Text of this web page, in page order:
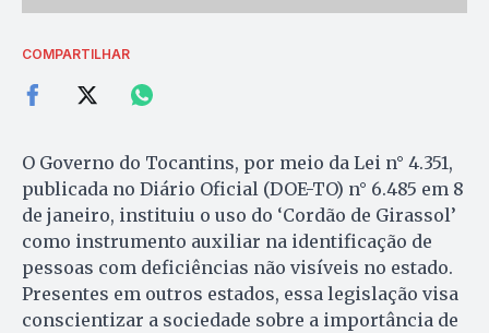
COMPARTILHAR
O Governo do Tocantins, por meio da Lei n° 4.351,
publicada no Diário Oficial (DOE-TO) n° 6.485 em 8
de janeiro, instituiu o uso do ‘Cordão de Girassol’
como instrumento auxiliar na identificação de
pessoas com deficiências não visíveis no estado.
Presentes em outros estados, essa legislação visa
conscientizar a sociedade sobre a importância de